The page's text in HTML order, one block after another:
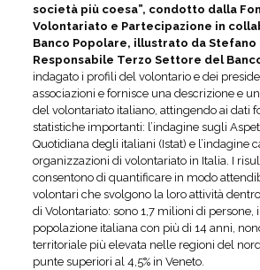
società più coesa”, condotto dalla
Volontariato e Partecipazione in
Banco Popolare, illustrato da Stefano
Responsabile Terzo Settore del
indagato i profili del volontario e dei
associazioni e fornisce una descrizione e
del volontariato italiano, attingendo ai dati
statistiche importanti: l’indagine sugli
Quotidiana degli italiani (Istat) e l’indagine
organizzazioni di volontariato in Italia. I
consentono di quantificare in modo
volontari che svolgono la loro attività
di Volontariato: sono 1,7 milioni di persone,
popolazione italiana con più di 14 anni,
territoriale più elevata nelle regioni del
punte superiori al 4,5% in Veneto.